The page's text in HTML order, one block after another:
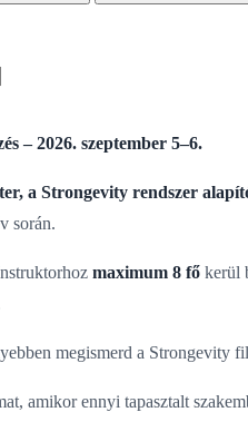
– 2026. szeptember 5–6.
a Strongevity rendszer
során.
maximum 8 fő kerül
megismerd a Strongevity
amikor ennyi tapasztalt